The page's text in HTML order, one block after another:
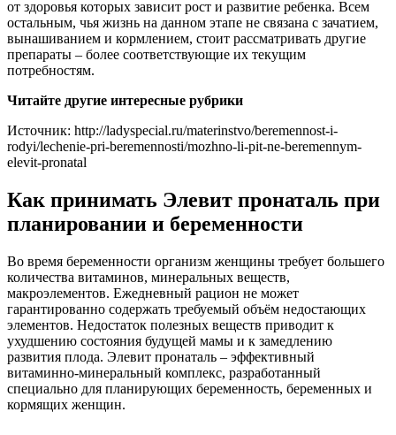
от здоровья которых зависит рост и развитие ребенка. Всем
остальным, чья жизнь на данном этапе не связана с зачатием,
вынашиванием и кормлением, стоит рассматривать другие
препараты – более соответствующие их текущим
потребностям.
Читайте другие интересные рубрики
Источник: http://ladyspecial.ru/materinstvo/beremennost-i-
rodyi/lechenie-pri-beremennosti/mozhno-li-pit-ne-beremennym-
elevit-pronatal
Как принимать Элевит пронаталь при
планировании и беременности
Во время беременности организм женщины требует большего
количества витаминов, минеральных веществ,
макроэлементов. Ежедневный рацион не может
гарантированно содержать требуемый объём недостающих
элементов. Недостаток полезных веществ приводит к
ухудшению состояния будущей мамы и к замедлению
развития плода. Элевит пронаталь – эффективный
витаминно-минеральный комплекс, разработанный
специально для планирующих беременность, беременных и
кормящих женщин.